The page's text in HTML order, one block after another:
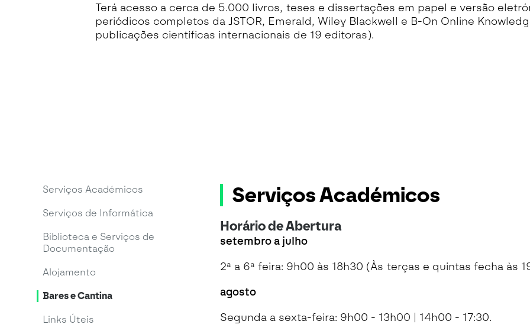
Terá acesso a cerca de 5.000 livros, teses e dissertações em papel e versão
periódicos completos da JSTOR, Emerald, Wiley Blackwell e B-On Online
publicações científicas internacionais de 19 editoras).
Serviços Académicos
Serviços de Informática
Biblioteca e Serviços de
Documentação
Alojamento
Bares e Cantina
Links Úteis
Serviços Académicos
Horário de Abertura
setembro a julho
2ª a 6ª feira: 9h00 às 18h30 (Às terças e quintas fecha às
agosto
Segunda a sexta-feira: 9h00 - 13h00 | 14h00 - 17:30.